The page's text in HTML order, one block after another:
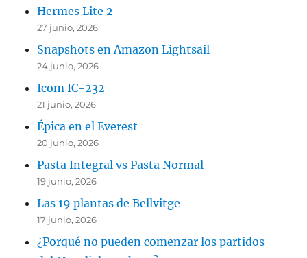
Hermes Lite 2
27 junio, 2026
Snapshots en Amazon Lightsail
24 junio, 2026
Icom IC-232
21 junio, 2026
Épica en el Everest
20 junio, 2026
Pasta Integral vs Pasta Normal
19 junio, 2026
Las 19 plantas de Bellvitge
17 junio, 2026
¿Porqué no pueden comenzar los partidos